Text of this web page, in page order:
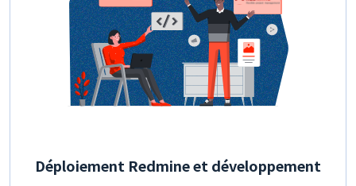
Déploiement Redmine et développement